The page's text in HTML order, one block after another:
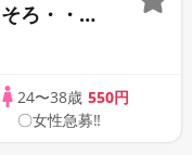
ろ・・・
アルな
24〜38歳 550円
〇女性急募‼